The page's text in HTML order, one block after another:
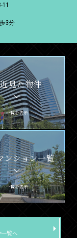
11
3分
見た物件
一覧を表示
ンション一覧
一覧を表示
一覧へ